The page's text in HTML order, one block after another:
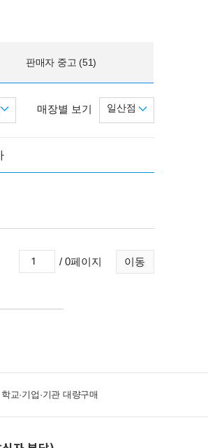
판매자 중고 (51)
매장별 보기 일산점
이동
/ 0페이지
학교·기업·기관 대량구매